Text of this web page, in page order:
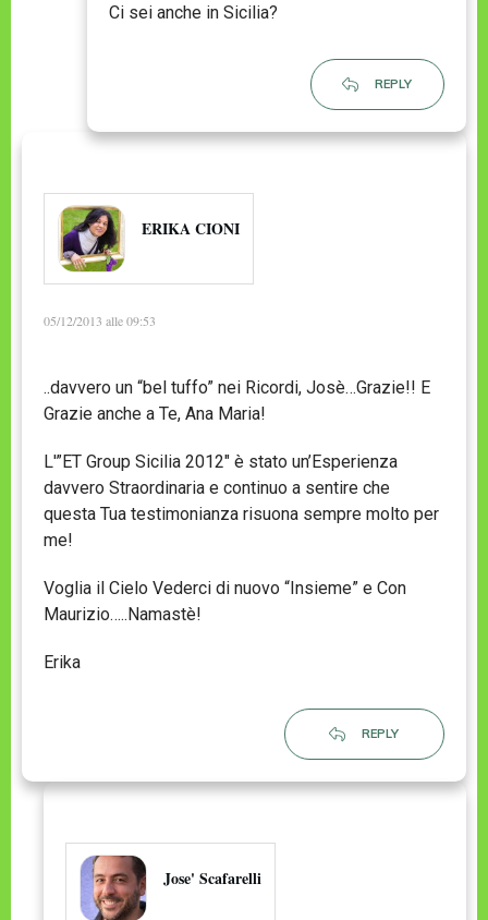
Ci sei anche in Sicilia?
REPLY
ERIKA CIONI
05/12/2013 alle 09:53
..davvero un “bel tuffo” nei Ricordi, Josè…Grazie!! E
Grazie anche a Te, Ana Maria!
L'”ET Group Sicilia 2012″ è stato un’Esperienza
davvero Straordinaria e continuo a sentire che
questa Tua testimonianza risuona sempre molto per
me!
Voglia il Cielo Vederci di nuovo “Insieme” e Con
Maurizio…..Namastè!
Erika
REPLY
Jose' Scafarelli